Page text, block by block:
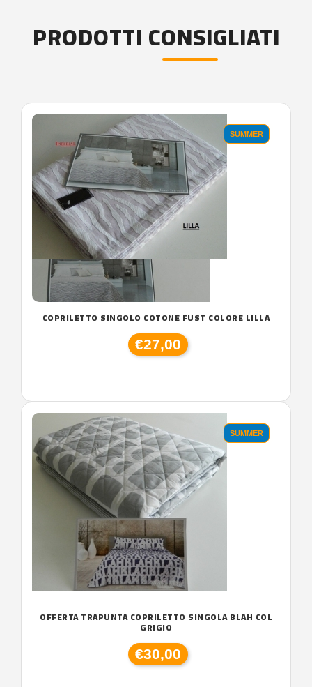
PRODOTTI CONSIGLIATI
SUMMER
COPRILETTO SINGOLO COTONE FUST COLORE LILLA
€27,00
SUMMER
OFFERTA TRAPUNTA COPRILETTO SINGOLA BLAH COL
GRIGIO
€30,00